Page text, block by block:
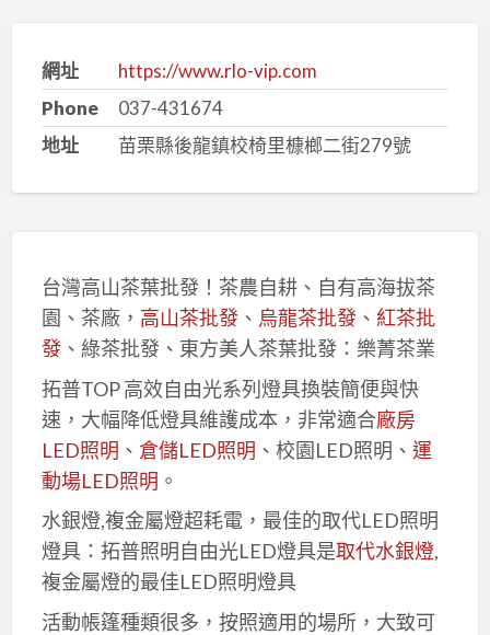
網址
https://www.rlo-vip.com
Phone
037-431674
地址
苗栗縣後龍鎮校椅里槺榔二街279號
台灣高山茶葉批發！茶農自耕、自有高海拔茶
園、茶廠， 高山茶批發、 烏龍茶批發、 紅茶批
發、綠茶批發、東方美人茶葉批發：樂菁茶業
拓普TOP 高效自由光系列燈具換裝簡便與快
速，大幅降低燈具維護成本，非常適合廠房
LED照明 、 倉儲LED照明 、校園LED照明、 運
動場LED照明 。
水銀燈,複金屬燈超耗電，最佳的取代LED照明
燈具：拓普照明自由光LED燈具是取代水銀燈,
複金屬燈的最佳LED照明燈具
活動帳篷種類很多，按照適用的場所，大致可